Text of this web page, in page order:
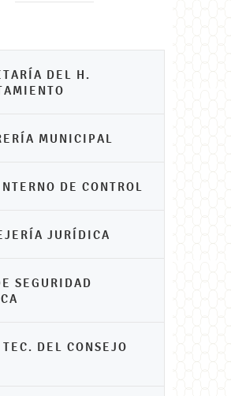
DEL H.
MUNICIPAL
DE CONTROL
JURÍDICA
SEGURIDAD
DEL CONSEJO